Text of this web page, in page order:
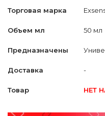
Торговая марка
Объем мл 50 мл
Предназначены
Доставка -
Товар НЕТ